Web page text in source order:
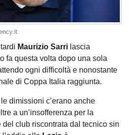
Maurizio Sarri lascia
fa questa volta dopo una sola
ogni difficoltà e nonostante
di Coppa Italia raggiunta.
dimissioni c’erano anche
a un’insofferenza per la
club riscontrata dal tecnico sin